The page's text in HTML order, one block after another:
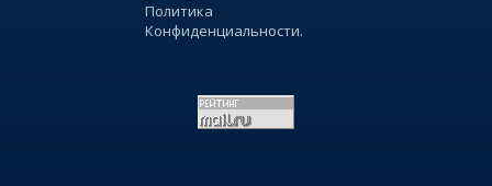
Политика
Конфиденциальности.